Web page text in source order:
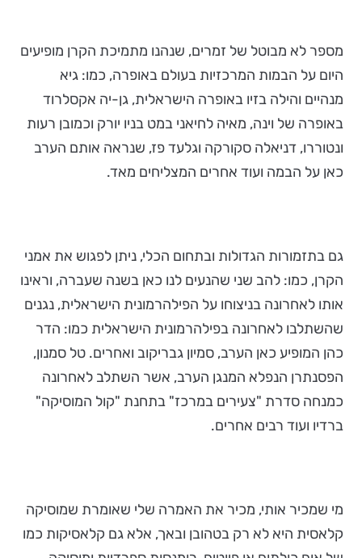
מספר לא מבוטל של זמרים, שנהנו מתמיכת הקרן מופיעים
היום על הבמות המרכזיות בעולם באופרה, כמו: גיא
מנהיים והילה בזיו באופרה הישראלית, גן-יה אקסלרוד
באופרה של וינה, מאיה לחיאני במט בניו יורק וכמובן רעות
ונטוררו, דניאלה סקורקה וגלעד פז, שנראה אותם הערב
כאן על הבמה ועוד אחרים המצליחים מאד.
גם בתזמורות הגדולות ובתחום הכלי, ניתן לפגוש את אמני
הקרן, כמו: להב שני שהנעים לנו כאן בשנה שעברה, וראינו
אותו לאחרונה בניצוחו על הפילהרמונית הישראלית, נגנים
שהשתלבו לאחרונה בפילהרמונית הישראלית כמו: הדר
כהן המופיע כאן הערב, סמיון גבריקוב ואחרים. טל סמנון,
הפסנתרן הנפלא המנגן הערב, אשר השתלב לאחרונה
כמנחה סדרת "צעירים במרכז" בתחנת "קול המוסיקה"
ברדיו ועוד רבים אחרים.
מי שמכיר אותי, מכיר את האמרה שלי שאומרת שמוסיקה
קלאסית היא לא רק בטהובן ובאך, אלא גם קלאסיקות כמו